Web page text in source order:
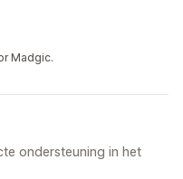
Madgic.
ondersteuning in het